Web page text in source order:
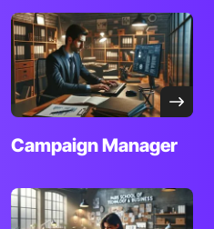
CampaignManager